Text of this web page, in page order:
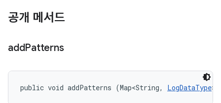
공개 메서드
addPatterns
public void addPatterns (Map<String, LogDataType>